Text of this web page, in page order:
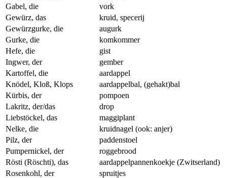
Gabel, die
vork
Gewürz, das
kruid, specerij
Gewürzgurke, die
augurk
Gurke, die
komkommer
Hefe, die
gist
Ingwer, der
gember
Kartoffel, die
aardappel
Knödel, Kloß, Klops
aardappelbal, (gehakt)bal
Kürbis, der
pompoen
Lakritz, der/das
drop
Liebstöckel, das
maggiplant
Nelke, die
kruidnagel (ook: anjer)
Pilz, der
paddenstoel
Pumpernickel, der
roggebrood
Rösti (Röschti), das
aardappelpannenkoekje (Zwitserland)
Rosenkohl, der
spruitjes